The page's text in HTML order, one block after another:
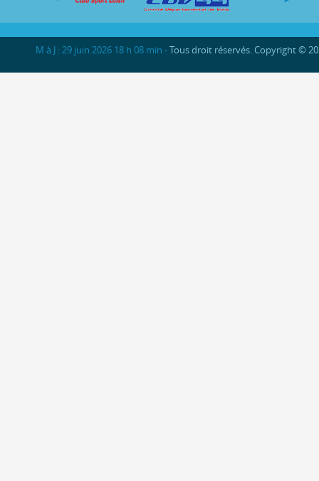
M à J : 29 juin 2026 18 h 08 min -Tous droit réservés. Copyright ©